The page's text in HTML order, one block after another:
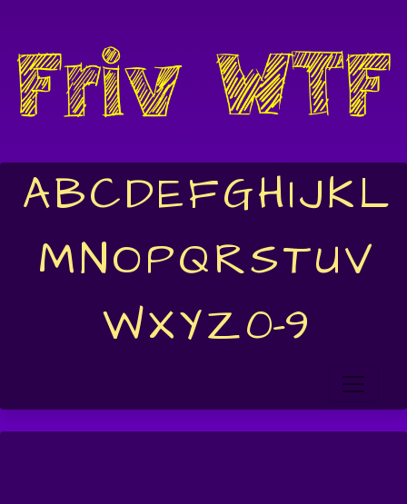
ABCDEFGHIJKL
MNOPQRSTUV
WXYZ0-9